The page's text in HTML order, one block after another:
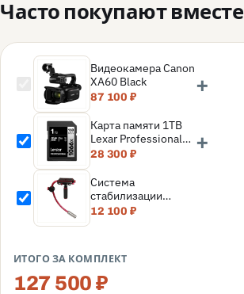
Часто покупают вместе
Видеокамера Canon
XA60 Black
87 100 ₽
+
Карта памяти 1TB
Lexar Professional
SDXC UHS-I
V30 U3
(LSD1066001T-
BNNNG)
28 300 ₽
+
Система
стабилизации
камеры Flama FL-
12 100 ₽
ИТОГО ЗА КОМПЛЕКТ
127 500 ₽